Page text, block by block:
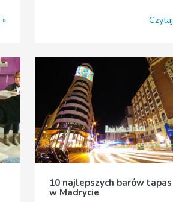
Czytaj
10 najlepszych barów tapas
w Madrycie